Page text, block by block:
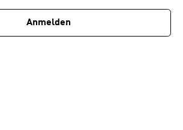
Anmelden